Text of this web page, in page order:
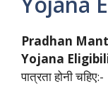
Pradhan
Yojana
पात्रता होनी चहिए:-